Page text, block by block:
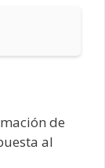
de
al